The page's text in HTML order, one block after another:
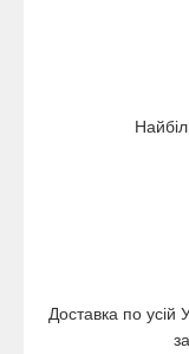
Доставка по усій